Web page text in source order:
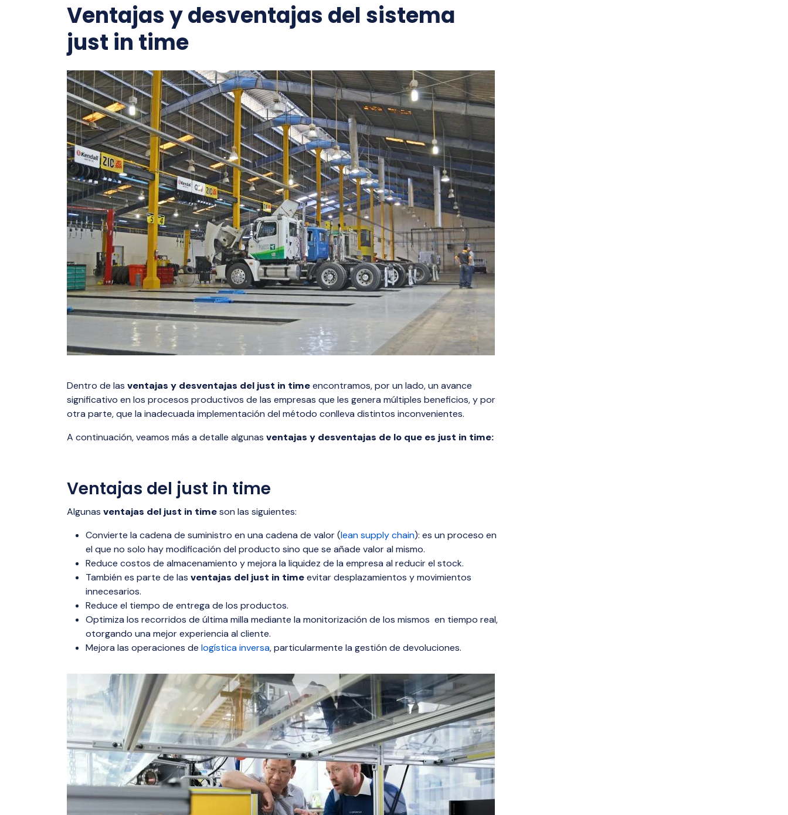
Ventajas y desventajas del sistema
just in time
Dentro de las ventajas y desventajas del just in timeencontramos, por un lado, un avance
significativo en los procesos productivos de las empresas que les genera múltiples beneficios, y por
otra parte, que la inadecuada implementación del método conlleva distintos inconvenientes.
A continuación, veamos más a detalle algunas ventajas y desventajas de lo que es just in time:
Ventajas del just in time
Algunas ventajas del just in timeson las siguientes:
Convierte la cadena de suministro en una cadena de valor (lean supply chain): es un proceso en
el que no solo hay modificación del producto sino que se añade valor al mismo.
Reduce costos de almacenamiento y mejora la liquidez de la empresa al reducir el stock.
También es parte de las ventajas del just in timeevitar desplazamientos y movimientos
innecesarios.
Reduce el tiempo de entrega de los productos.
Optimiza los recorridos de última milla mediante la monitorización de los mismos en tiempo real,
otorgando una mejor experiencia al cliente.
Mejora las operaciones de logística inversa, particularmente la gestión de devoluciones.